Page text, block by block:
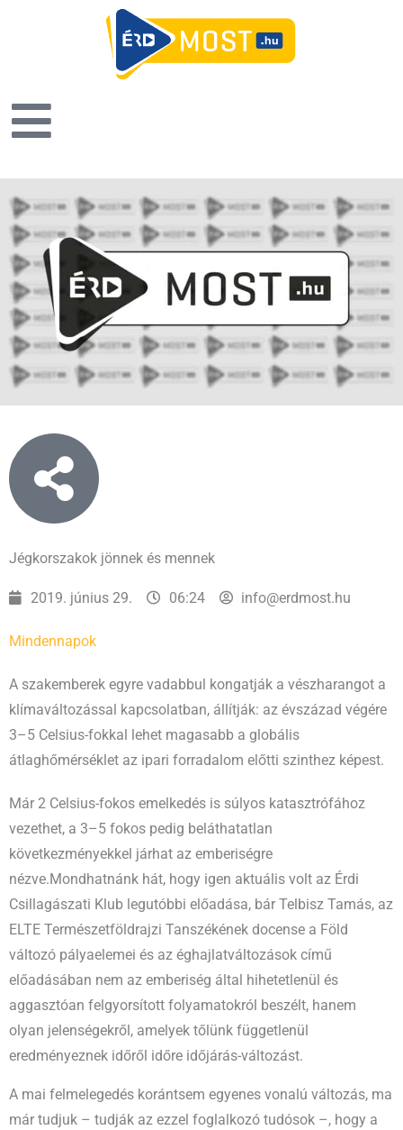
Jégkorszakok jönnek és mennek
2019. június 29. 06:24 info@erdmost.hu
Mindennapok
A szakemberek egyre vadabbul kongatják a vészharangot a
klímaváltozással kapcsolatban, állítják: az évszázad végére
3–5 Celsius-fokkal lehet magasabb a globális
átlaghőmérséklet az ipari forradalom előtti szinthez képest.
Már 2 Celsius-fokos emelkedés is súlyos katasztrófához
vezethet, a 3–5 fokos pedig beláthatatlan
következményekkel járhat az emberiségre
nézve.Mondhatnánk hát, hogy igen aktuális volt az Érdi
Csillagászati Klub legutóbbi előadása, bár Telbisz Tamás, az
ELTE Természetföldrajzi Tanszékének docense a Föld
változó pályaelemei és az éghajlatváltozások című
előadásában nem az emberiség által hihetetlenül és
aggasztóan felgyorsított folyamatokról beszélt, hanem
olyan jelenségekről, amelyek tőlünk függetlenül
eredményeznek időről időre időjárás-változást.
A mai felmelegedés korántsem egyenes vonalú változás, ma
már tudjuk – tudják az ezzel foglalkozó tudósok –, hogy a